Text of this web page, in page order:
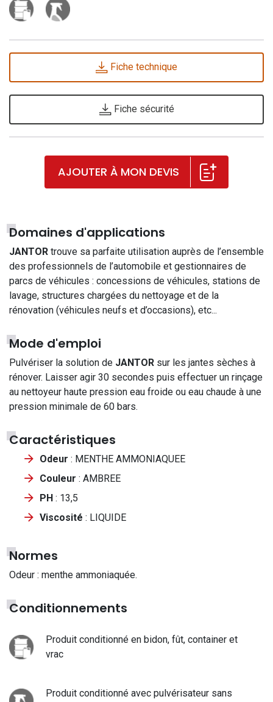
Fiche technique
Fiche sécurité
AJOUTER À MON DEVIS
Domaines d'applications
JANTOR trouve sa parfaite utilisation auprès de l’ensemble
des professionnels de l’automobile et gestionnaires de
parcs de véhicules : concessions de véhicules, stations de
lavage, structures chargées du nettoyage et de la
rénovation (véhicules neufs et d’occasions), etc...
Mode d'emploi
Pulvériser la solution de JANTOR sur les jantes sèches à
rénover. Laisser agir 30 secondes puis effectuer un rinçage
au nettoyeur haute pression eau froide ou eau chaude à une
pression minimale de 60 bars.
Caractéristiques
Odeur : MENTHE AMMONIAQUEE
Couleur : AMBREE
PH : 13,5
Viscosité : LIQUIDE
Normes
Odeur : menthe ammoniaquée.
Conditionnements
Produit conditionné en bidon, fût, container et
vrac
Produit conditionné avec pulvérisateur sans